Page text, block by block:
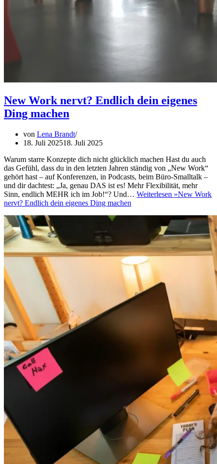
New Work nervt? Endlich dein eigenes
Ding machen
von Lena Brandt
18. Juli 202518. Juli 2025
Warum starre Konzepte dich nicht glücklich machen Hast du auch
das Gefühl, dass du in den letzten Jahren ständig von „New Work“
gehört hast – auf Konferenzen, in Podcasts, beim Büro-Smalltalk –
und dir dachtest: „Ja, genau DAS ist es! Mehr Flexibilität, mehr
Sinn, endlich MEHR ich im Job!“? Und… Weiterlesen »New Work
nervt? Endlich dein eigenes Ding machen